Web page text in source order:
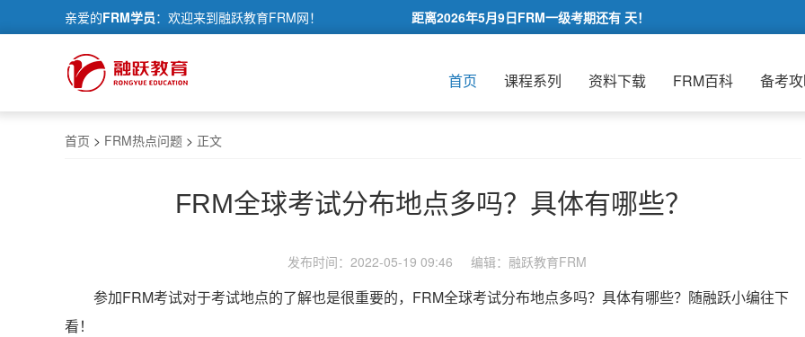
亲爱的FRM学员：欢迎来到融跃教育FRM网！ 距离2026年5月9日FRM一级考期还有 天！
首页 课程系列 资料下载 FRM百科 备考
首页 > FRM热点问题 > 正文
FRM全球考试分布地点多吗？具体有哪些？
发布时间：2022-05-19 09:46 编辑：融跃教育FRM
参加FRM考试对于考试地点的了解也是很重要的，FRM全球考试分布地点多吗？具体有哪些？随融跃小编往下
看！